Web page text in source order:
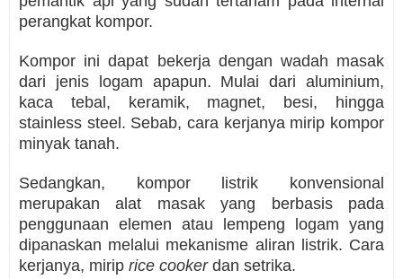
perangkat kompor.
Kompor ini dapat bekerja dengan wadah masak
dari jenis logam apapun. Mulai dari aluminium,
kaca tebal, keramik, magnet, besi, hingga
stainless steel. Sebab, cara kerjanya mirip kompor
minyak tanah.
Sedangkan, kompor listrik konvensional
merupakan alat masak yang berbasis pada
penggunaan elemen atau lempeng logam yang
dipanaskan melalui mekanisme aliran listrik. Cara
kerjanya, mirip rice cookerdan setrika.